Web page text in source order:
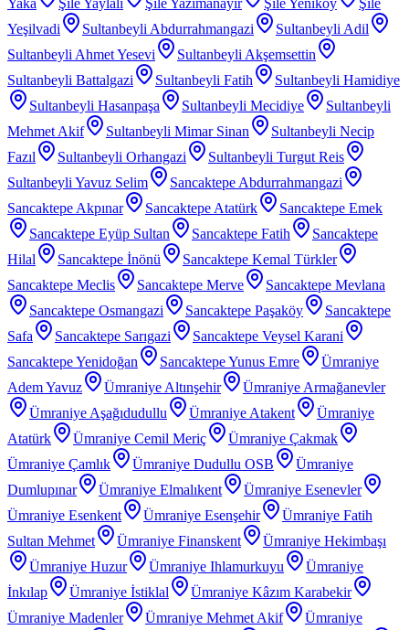
Yaka
Şile Yaylalı Şile Yazımanayır Şile Yeniköy
Şile
Yeşilvadi
Sultanbeyli Abdurrahmangazi
Sultanbeyli Adil
Sultanbeyli Ahmet Yesevi
Sultanbeyli Akşemsettin
Sultanbeyli Battalgazi
Sultanbeyli Fatih
Sultanbeyli Hamidiye
Sultanbeyli Hasanpaşa
Sultanbeyli Mecidiye
Sultanbeyli
Mehmet Akif
Sultanbeyli Mimar Sinan
Sultanbeyli Necip
Fazıl
Sultanbeyli Orhangazi
Sultanbeyli Turgut Reis
Sultanbeyli Yavuz Selim
Sancaktepe Abdurrahmangazi
Sancaktepe Akpınar
Sancaktepe Atatürk
Sancaktepe Emek
Sancaktepe Eyüp Sultan
Sancaktepe Fatih
Sancaktepe
Hilal
Sancaktepe İnönü
Sancaktepe Kemal Türkler
Sancaktepe Meclis
Sancaktepe Merve
Sancaktepe Mevlana
Sancaktepe Osmangazi
Sancaktepe Paşaköy
Sancaktepe
Safa
Sancaktepe Sarıgazi
Sancaktepe Veysel Karani
Sancaktepe Yenidoğan
Sancaktepe Yunus Emre
Ümraniye
Adem Yavuz
Ümraniye Altınşehir
Ümraniye Armağanevler
Ümraniye Aşağıdudullu
Ümraniye Atakent
Ümraniye
Atatürk
Ümraniye Cemil Meriç
Ümraniye Çakmak
Ümraniye Çamlık
Ümraniye Dudullu OSB
Ümraniye
Dumlupınar
Ümraniye Elmalıkent
Ümraniye Esenevler
Ümraniye Esenkent
Ümraniye Esenşehir
Ümraniye Fatih
Sultan Mehmet
Ümraniye Finanskent
Ümraniye Hekimbaşı
Ümraniye Huzur
Ümraniye Ihlamurkuyu
Ümraniye
İnkılap
Ümraniye İstiklal
Ümraniye Kâzım Karabekir
Ümraniye Madenler
Ümraniye Mehmet Akif
Ümraniye